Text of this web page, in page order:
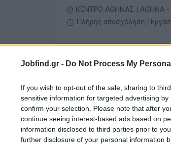
Jobfind.gr - Do Not Process My
If you wish to opt-out of the sale, sharing to
sensitive information for targeted advertising
confirm your selection. Please note that after
continue seeing interest-based ads based on
information disclosed to third parties prior to
further disclosure of your personal information
ΚΕΝΤΡΟ ΑΘΗΝΑΣ | ΑΘΗΝΑ -
Πλήρης απασχόληση |
05/08/2026
τηλεφωνίας /
Τηλεφωνικές Υπηρεσίες
ΑΘΗΝΑ - ΑΤΤΙΚΗ
Πλήρης απασχόληση |